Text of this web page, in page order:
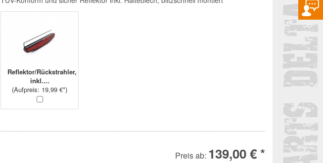
Reflektor/Rückstrahler,
inkl....
(Aufpreis: 19,99 €*)
Preis ab: 139,00 € *